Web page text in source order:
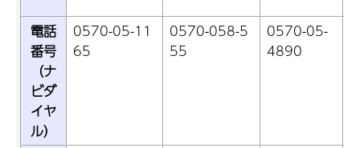
電話
番号
（ナ
ビダ
イヤ
ル）
0570-05-11
65
0570-058-5
55
0570-05-
4890